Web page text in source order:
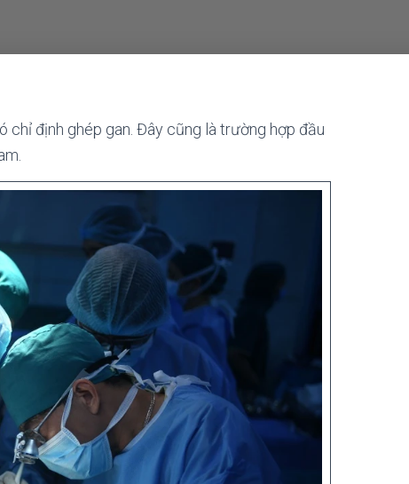
chỉ định ghép gan. Đây cũng là trường hợp đầu